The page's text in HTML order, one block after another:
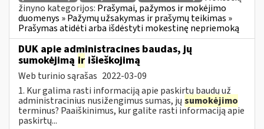
žinyno kategorijos: Prašymai, pažymos ir mokėjimo
duomenys » Pažymų užsakymas ir prašymų teikimas »
Prašymas atidėti arba išdėstyti mokestinę nepriemoką
DUK apie administracines baudas, jų
sumokėjimą ir išieškojimą
Web turinio sąrašas 2022-03-09
1. Kur galima rasti informaciją apie paskirtų baudų už
administracinius nusižengimus sumas, jų sumokėjimo
terminus? Paaiškinimus, kur galite rasti informaciją apie
paskirtų...